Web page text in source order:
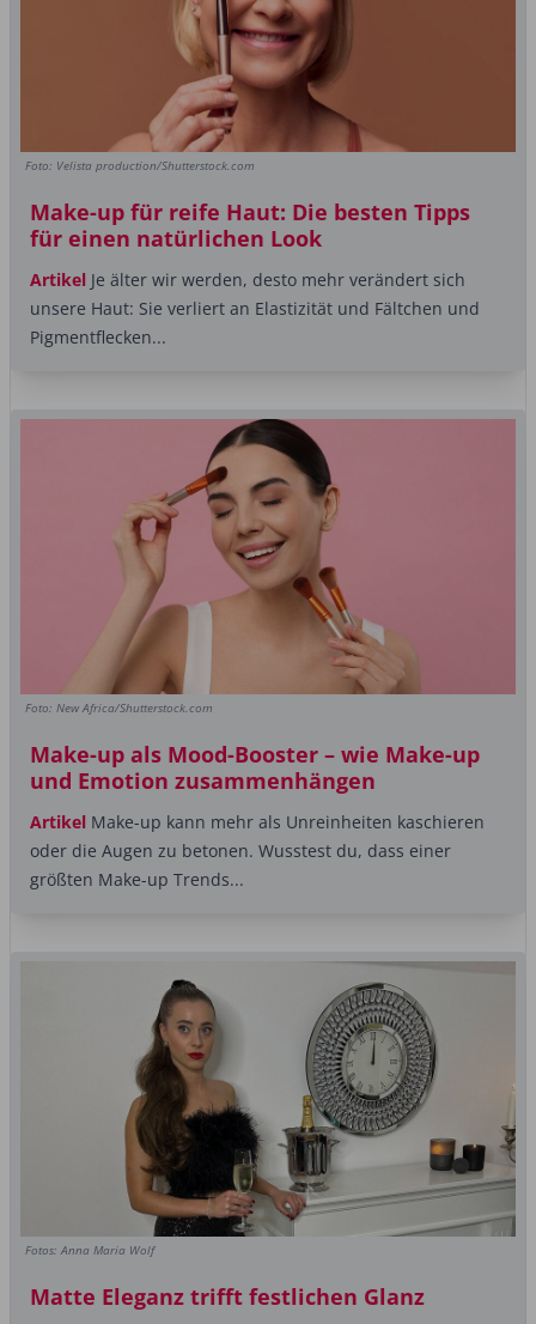
Foto: Velista production/Shutterstock.com
Make-up für reife Haut: Die besten Tipps
für einen natürlichen Look
Artikel Je älter wir werden, desto mehr verändert sich
unsere Haut: Sie verliert an Elastizität und Fältchen und
Pigmentflecken...
Foto: New Africa/Shutterstock.com
Make-up als Mood-Booster – wie Make-up
und Emotion zusammenhängen
Artikel Make-up kann mehr als Unreinheiten kaschieren
oder die Augen zu betonen. Wusstest du, dass einer
größten Make-up Trends...
Fotos: Anna Maria Wolf
Matte Eleganz trifft festlichen Glanz